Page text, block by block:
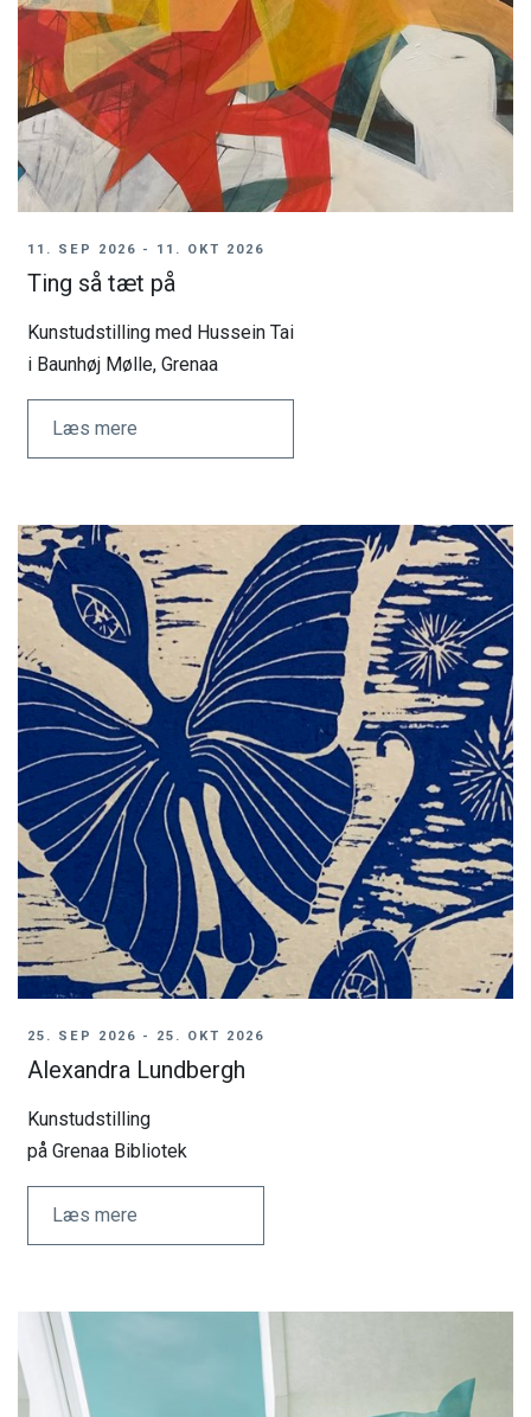
Bestyrelse
Vedtægter
Vision
Samarbejdspartnere
75 års jubilæum
11. SEP 2026 - 11. OKT 2026
Ting så tæt på
Kunstudstilling med Hussein Tai
i Baunhøj Mølle, Grenaa
Læs mere
25. SEP 2026 - 25. OKT 2026
Alexandra Lundbergh
Kunstudstilling
på Grenaa Bibliotek
Læs mere